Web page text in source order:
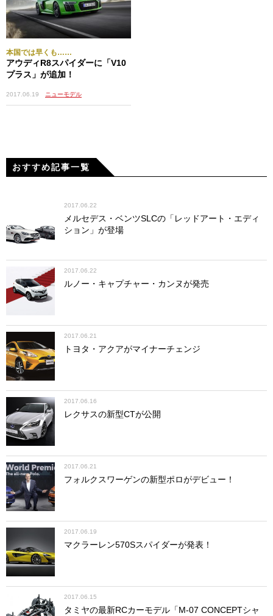
本国では早くも……
アウディR8スパイダーに「V10
プラス」が追加！
2017.06.19 ニューモデル
おすすめ記事一覧
2017.06.22
メルセデス・ベンツSLCの「レッドアート・エディ
ション」が登場
2017.06.22
ルノー・キャプチャー・カンヌが発売
2017.06.21
トヨタ・アクアがマイナーチェンジ
2017.06.16
レクサスの新型CTが公開
2017.06.21
フォルクスワーゲンの新型ポロがデビュー！
2017.06.19
マクラーレン570Sスパイダーが発表！
2017.06.15
タミヤの最新RCカーモデル「M-07 CONCEPTシャ